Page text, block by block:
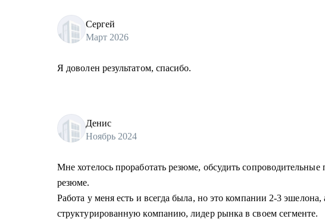
Сергей
Март 2026
Я доволен результатом, спасибо.
Денис
Ноябрь 2024
Мне хотелось проработать резюме, обсудить сопроводительные
резюме.
Работа у меня есть и всегда была, но это компании 2-3 эшелона,
структурированную компанию, лидер рынка в своем сегменте.